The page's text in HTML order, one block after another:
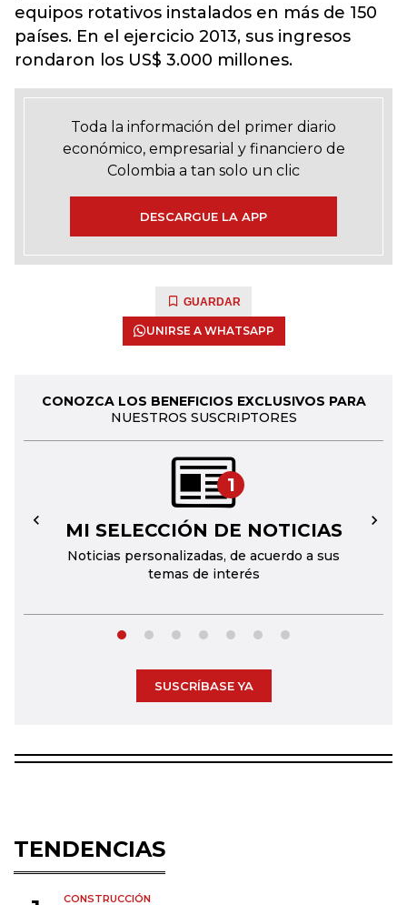
equipos rotativos instalados en más de 150
países. En el ejercicio 2013, sus ingresos
rondaron los US$ 3.000 millones.
Toda la información del primer diario
económico, empresarial y financiero de
Colombia a tan solo un clic
DESCARGUE LA APP
GUARDAR
UNIRSE A WHATSAPP
CONOZCA LOS BENEFICIOS EXCLUSIVOS PARA
NUESTROS SUSCRIPTORES
1
MI SELECCIÓN DE NOTICIAS
Noticias personalizadas, de acuerdo a sus
temas de interés
← →
SUSCRÍBASE YA
TENDENCIAS
CONSTRUCCIÓN